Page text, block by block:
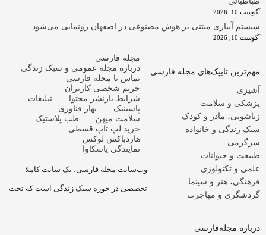
10, 2026
آبیاری مبتنی بر هوش مصنوعی در اصفهان رونمایی می‌شود
10, 2026
تایپک‌های مجله فارسی
و سلامت
مادر و کودک
زندگی و خانواده
و حیوانات
و تکنولوژی
هنر و سینما
و مهاجرت
مجله‌فارسی
مجله فارسی
درباره مجله عمومی و سبک زندگی
تماس با مجله فارسی
حریم شخصی کاربران
شرایط بازنشر محتوا
تبلیغات
پاسینیک
بهار فناوری
سلامت میهن
طب پلاستیک
خرید لپ تاپ قسطی
هاردباکس لوکس
نمایندگی یاسکاوا
وب‌سایت مجله فارسی، یک سایت کاملا
تخصصی در حوزه سبک زندگی است که تحت